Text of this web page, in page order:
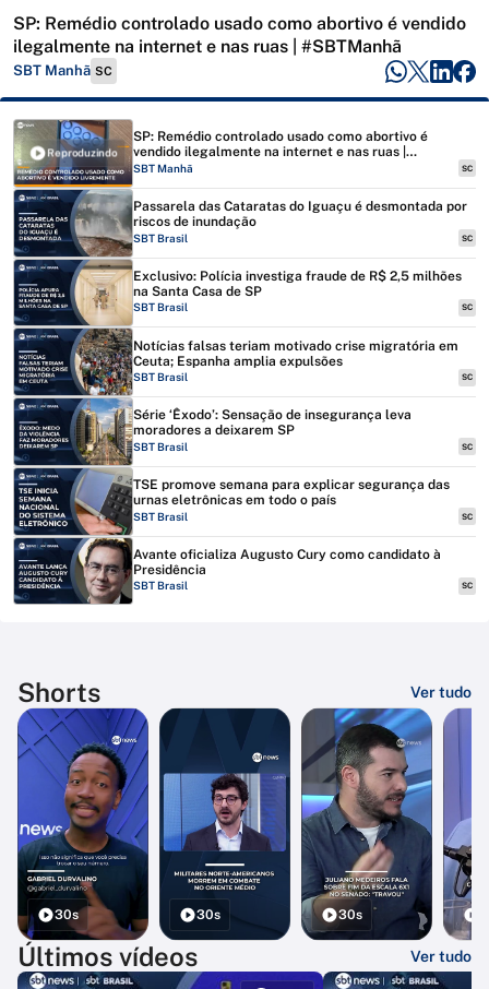
SP: Remédio controlado usado como abortivo é vendido
ilegalmente na internet e nas ruas | #SBTManhã
SBT Manhã SC
Reproduzindo
SP: Remédio controlado usado como abortivo é
vendido ilegalmente na internet e nas ruas |
#SBTManhã
SBT Manhã SC
Passarela das Cataratas do Iguaçu é desmontada por
riscos de inundação
SBT Brasil SC
Exclusivo: Polícia investiga fraude de R$ 2,5 milhões
na Santa Casa de SP
SBT Brasil SC
Notícias falsas teriam motivado crise migratória em
Ceuta; Espanha amplia expulsões
SBT Brasil SC
Série ‘Êxodo’: Sensação de insegurança leva
moradores a deixarem SP
SBT Brasil SC
TSE promove semana para explicar segurança das
urnas eletrônicas em todo o país
SBT Brasil SC
Avante oficializa Augusto Cury como candidato à
Presidência
SBT Brasil SC
Shorts Ver tudo
30s 30s 30s
Últimos vídeos Ver tudo